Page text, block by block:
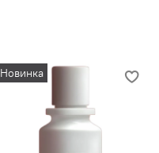
Новинка